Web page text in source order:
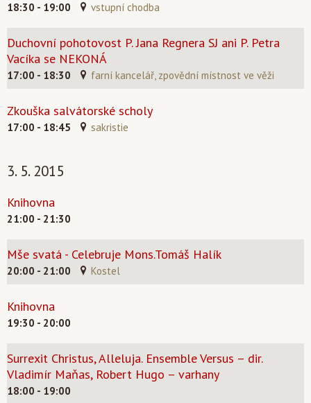
18:30 - 19:00 vstupní chodba
Duchovní pohotovost P. Jana Regnera SJ ani P. Petra
Vacíka se NEKONÁ
17:00 - 18:30 farní kancelář, zpovědní místnost ve věži
Zkouška salvátorské scholy
17:00 - 18:45 sakristie
3. 5. 2015
Knihovna
21:00 - 21:30
Mše svatá - Celebruje Mons.Tomáš Halík
20:00 - 21:00 Kostel
Knihovna
19:30 - 20:00
Surrexit Christus, Alleluja. Ensemble Versus – dir.
Vladimír Maňas, Robert Hugo – varhany
18:00 - 19:00